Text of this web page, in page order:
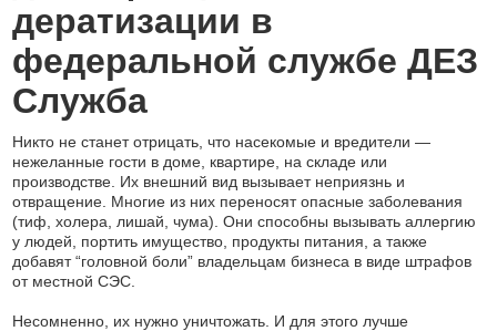
дератизации в
федеральной службе ДЕЗ
Служба
Никто не станет отрицать, что насекомые и вредители —
нежеланные гости в доме, квартире, на складе или
производстве. Их внешний вид вызывает неприязнь и
отвращение. Многие из них переносят опасные заболевания
(тиф, холера, лишай, чума). Они способны вызывать аллергию
у людей, портить имущество, продукты питания, а также
добавят “головной боли” владельцам бизнеса в виде штрафов
от местной СЭС.
Несомненно, их нужно уничтожать. И для этого лучше